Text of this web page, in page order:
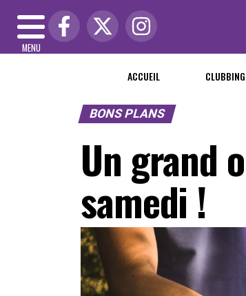
MENU
ACCUEIL CLUBBING
BONS PLANS
Un grand
samedi !